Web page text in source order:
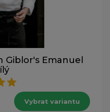
Giblor's Emanuel
Vybrat variantu